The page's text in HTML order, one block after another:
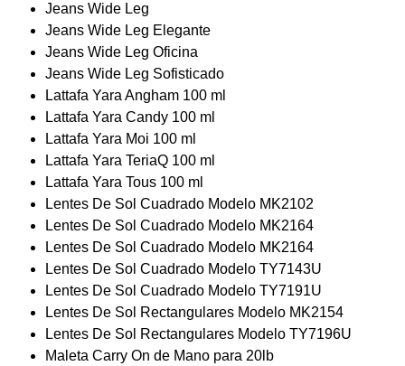
Jeans Wide Leg
Jeans Wide Leg Elegante
Jeans Wide Leg Oficina
Jeans Wide Leg Sofisticado
Lattafa Yara Angham 100 ml
Lattafa Yara Candy 100 ml
Lattafa Yara Moi 100 ml
Lattafa Yara TeriaQ 100 ml
Lattafa Yara Tous 100 ml
Lentes De Sol Cuadrado Modelo MK2102
Lentes De Sol Cuadrado Modelo MK2164
Lentes De Sol Cuadrado Modelo MK2164
Lentes De Sol Cuadrado Modelo TY7143U
Lentes De Sol Cuadrado Modelo TY7191U
Lentes De Sol Rectangulares Modelo MK2154
Lentes De Sol Rectangulares Modelo TY7196U
Maleta Carry On de Mano para 20lb